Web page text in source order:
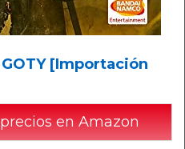
[Importación
en Amazon